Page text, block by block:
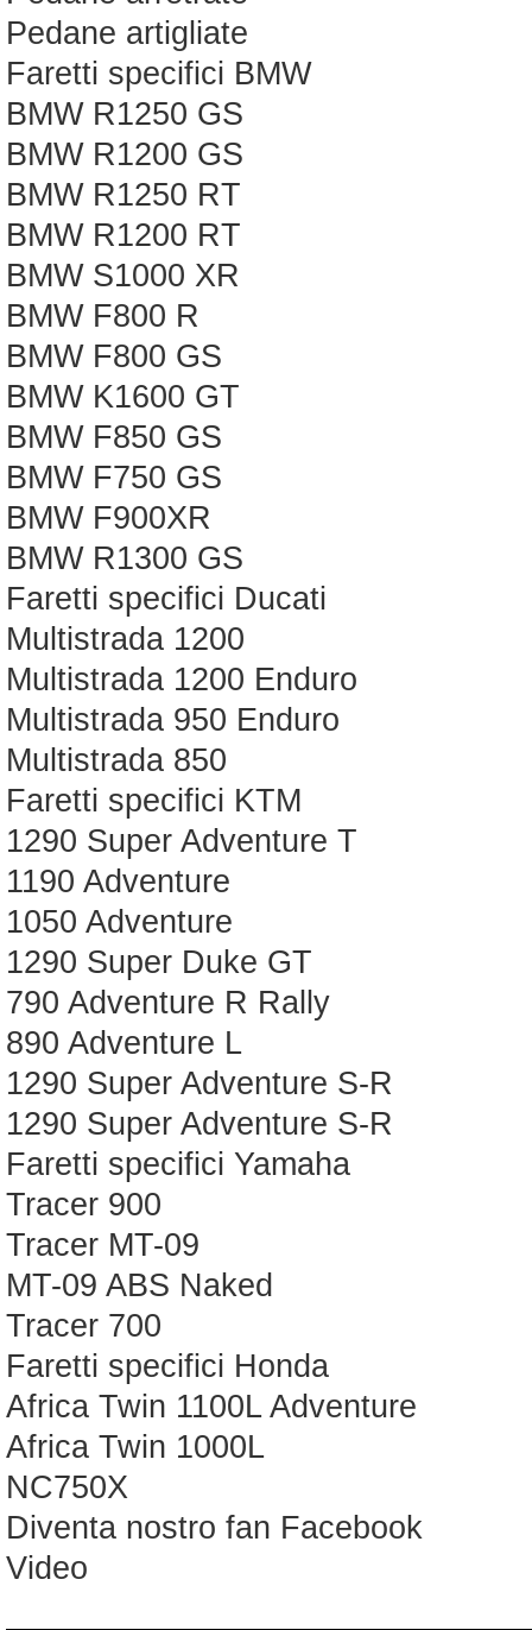
Pedane artigliate
Faretti specifici BMW
BMW R1250 GS
BMW R1200 GS
BMW R1250 RT
BMW R1200 RT
BMW S1000 XR
BMW F800 R
BMW F800 GS
BMW K1600 GT
BMW F850 GS
BMW F750 GS
BMW F900XR
BMW R1300 GS
Faretti specifici Ducati
Multistrada 1200
Multistrada 1200 Enduro
Multistrada 950 Enduro
Multistrada 850
Faretti specifici KTM
1290 Super Adventure T
1190 Adventure
1050 Adventure
1290 Super Duke GT
790 Adventure R Rally
890 Adventure L
1290 Super Adventure S-R
1290 Super Adventure S-R
Faretti specifici Yamaha
Tracer 900
Tracer MT-09
MT-09 ABS Naked
Tracer 700
Faretti specifici Honda
Africa Twin 1100L Adventure
Africa Twin 1000L
NC750X
Diventa nostro fan Facebook
Video